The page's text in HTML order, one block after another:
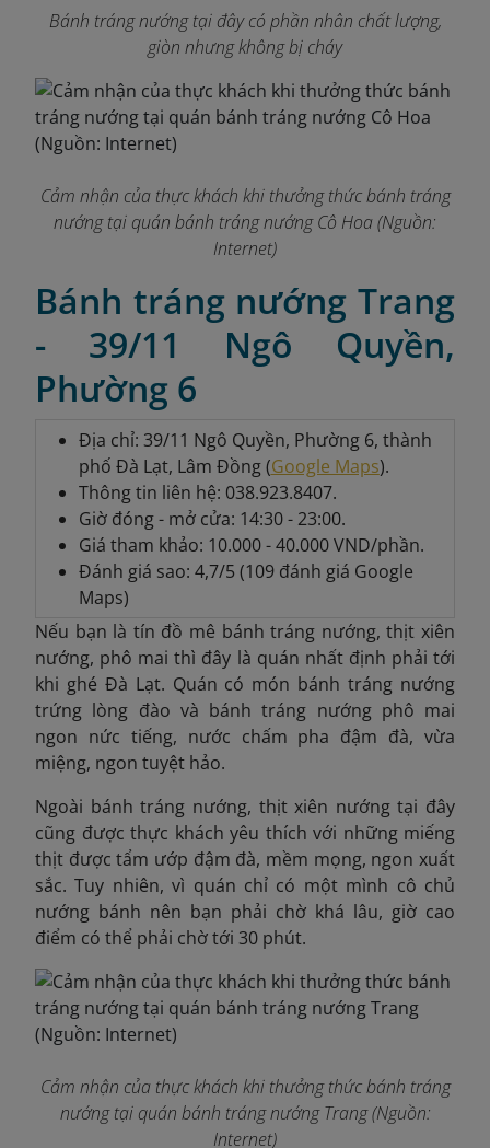
Bánh tráng nướng tại đây có phần nhân chất lượng,
giòn nhưng không bị cháy
Cảm nhận của thực khách khi thưởng thức bánh tráng
nướng tại quán bánh tráng nướng Cô Hoa (Nguồn:
Internet)
Bánh tráng nướng Trang
- 39/11 Ngô Quyền,
Phường 6
Địa chỉ: 39/11 Ngô Quyền, Phường 6, thành
phố Đà Lạt, Lâm Đồng (Google Maps).
Thông tin liên hệ: 038.923.8407.
Giờ đóng - mở cửa: 14:30 - 23:00.
Giá tham khảo: 10.000 - 40.000 VND/phần.
Đánh giá sao: 4,7/5 (109 đánh giá Google
Maps)
Nếu bạn là tín đồ mê bánh tráng nướng, thịt xiên
nướng, phô mai thì đây là quán nhất định phải tới
khi ghé Đà Lạt. Quán có món bánh tráng nướng
trứng lòng đào và bánh tráng nướng phô mai
ngon nức tiếng, nước chấm pha đậm đà, vừa
miệng, ngon tuyệt hảo.
Ngoài bánh tráng nướng, thịt xiên nướng tại đây
cũng được thực khách yêu thích với những miếng
thịt được tẩm ướp đậm đà, mềm mọng, ngon xuất
sắc. Tuy nhiên, vì quán chỉ có một mình cô chủ
nướng bánh nên bạn phải chờ khá lâu, giờ cao
điểm có thể phải chờ tới 30 phút.
Cảm nhận của thực khách khi thưởng thức bánh tráng
nướng tại quán bánh tráng nướng Trang (Nguồn:
Internet)